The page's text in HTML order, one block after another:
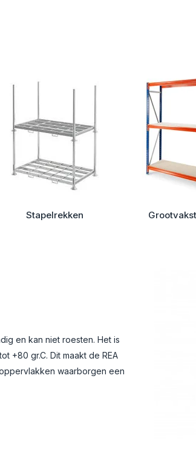
Stapelrekken
en kan niet roesten. Het is
+80 gr.C. Dit maakt de REA
waarborgen een